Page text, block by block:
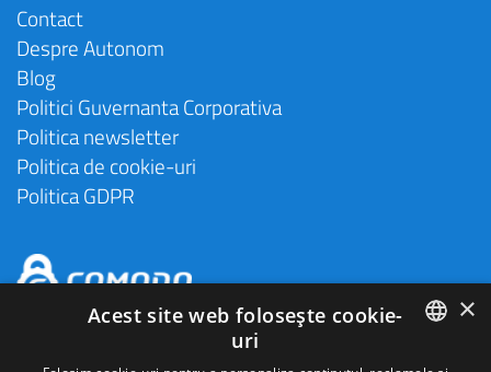
Contact
Despre Autonom
Blog
Politici Guvernanta Corporativa
Politica newsletter
Politica de cookie-uri
Politica GDPR
ROMANIAN
×
Acest site web folosește cookie-
uri